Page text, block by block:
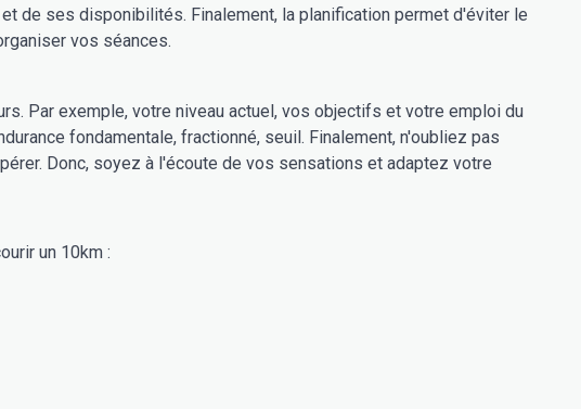
de ses disponibilités. Finalement, la planification permet d'éviter le
vos séances.
Par exemple, votre niveau actuel, vos objectifs et votre emploi du
fondamentale, fractionné, seuil. Finalement, n'oubliez pas
Donc, soyez à l'écoute de vos sensations et adaptez votre
un 10km :